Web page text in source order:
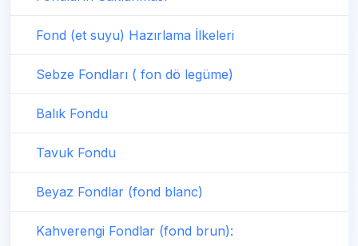
Fond (et suyu) Hazırlama İlkeleri
Sebze Fondları ( fon dö legüme)
Balık Fondu
Tavuk Fondu
Beyaz Fondlar (fond blanc)
Kahverengi Fondlar (fond brun):